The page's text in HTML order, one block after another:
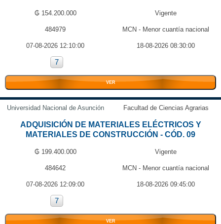
₲ 154.200.000 Vigente
484979 MCN - Menor cuantía nacional
07-08-2026 12:10:00 18-08-2026 08:30:00
7
VER
Universidad Nacional de Asunción Facultad de Ciencias Agrarias
ADQUISICIÓN DE MATERIALES ELÉCTRICOS Y
MATERIALES DE CONSTRUCCIÓN - CÓD. 09
₲ 199.400.000 Vigente
484642 MCN - Menor cuantía nacional
07-08-2026 12:09:00 18-08-2026 09:45:00
7
VER